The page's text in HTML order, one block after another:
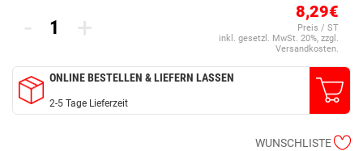
- + 8,29€
Preis / ST
inkl. gesetzl. MwSt. 20%, zzgl.
Versandkosten.
ONLINE BESTELLEN & LIEFERN LASSEN
2-5 Tage Lieferzeit
WUNSCHLISTE